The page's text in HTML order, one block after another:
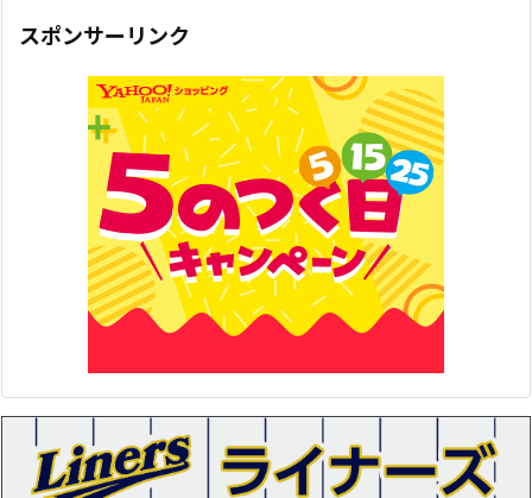
スポンサーリンク